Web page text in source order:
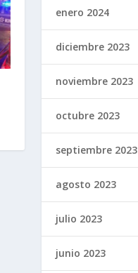
enero 2024
diciembre 2023
noviembre 2023
octubre 2023
septiembre 2023
agosto 2023
julio 2023
junio 2023